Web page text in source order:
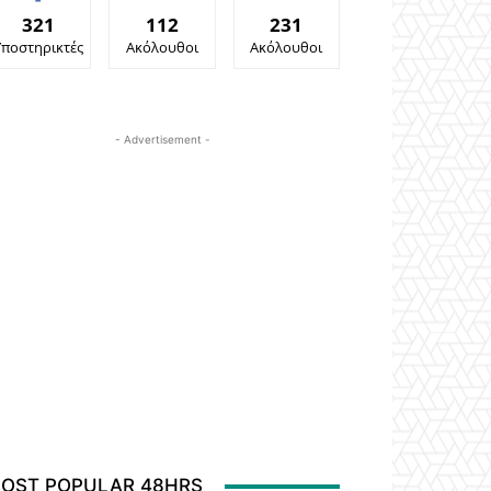
321 112
Ακόλουθοι
231
Ακόλουθοι
- Advertisement -
POPULAR 48HRS